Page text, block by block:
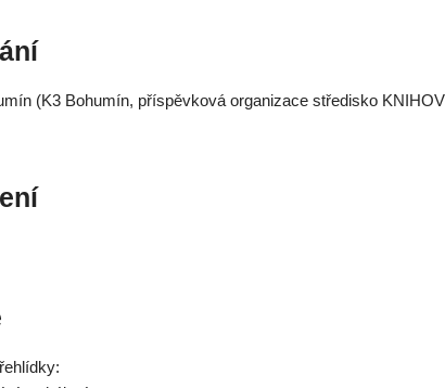
(K3 Bohumín, příspěvková organizace středisko